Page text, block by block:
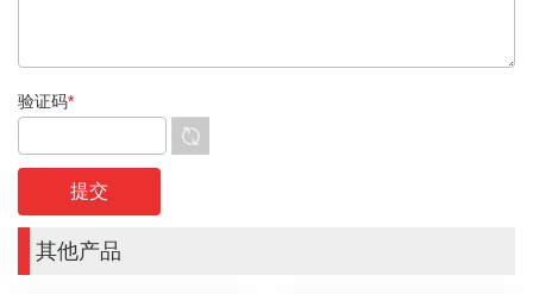
验证码*
其他产品